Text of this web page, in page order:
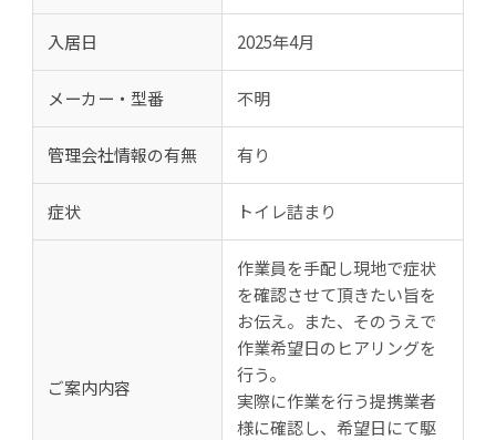
入居日 2025年4月
メーカー・型番 不明
管理会社情報の有無 有り
症状 トイレ詰まり
ご案内内容
作業員を手配し現地で症状
を確認させて頂きたい旨を
お伝え。また、そのうえで
作業希望日のヒアリングを
行う。
実際に作業を行う提携業者
様に確認し、希望日にて駆